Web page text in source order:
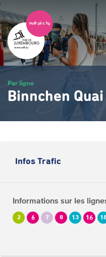
Passer
au
contenu
principal
Par ligne
Binnchen Quai
Infos Trafic
Informations sur les
2 6 7 8 13 16